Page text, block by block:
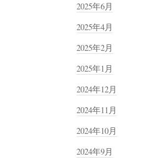
2025年6月
2025年4月
2025年2月
2025年1月
2024年12月
2024年11月
2024年10月
2024年9月